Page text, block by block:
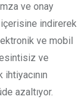
ve onay
indirerek
ve mobil
ve
azaltıyor.